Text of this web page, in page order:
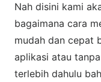
Nah disini kami
bagaimana cara
mudah dan cepat
aplikasi atau
terlebih dahulu